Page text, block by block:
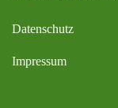
Datenschutz
Impressum